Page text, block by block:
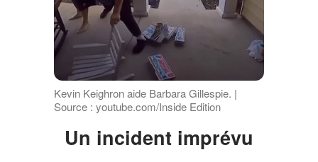
Kevin Keighron aide Barbara Gillespie. |
Source : youtube.com/Inside Edition
Un incident imprévu